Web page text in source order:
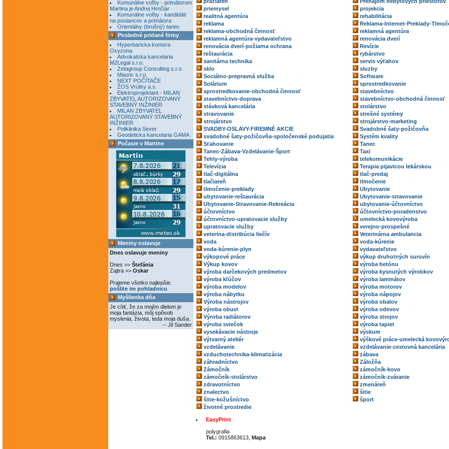
Komunálne voľby - primátorom
Martina je Andrej Hrnčiar
Komunálne voľby - kandidáti
na poslancov a primátora
Orientálny (brušný) tanec
Posledné pridané firmy
Hyperbaricka komora
Oxyzona
Advokatska kancelaria
M2Legal s.r.o.
Zetagroup Consulting s.r.o.
Mauric s.r.o.
NEXT POČÍTAČE
ŽOS Vrútky a.s.
Elektroprojektant - MILAN
ZBYVATEL AUTORIZOVANÝ
STAVEBNÝ INŽINIER
MILAN ZBYVATEL
AUTORIZOVANÝ STAVEBNÝ
INŽINIER
Poliklinika Sever
Geodeticka kancelaria GAMA
Počasie v Martine
Meniny oslavuje
Dnes oslavuje meniny
Dnes >> Štefánia
Zajtra >> Oskar
Prajeme všetko najlepšie.
pošlite im pohladnicu
Myšlienka dňa
Je cítiť, že za mojím dielom je
moja fantázia, môj spôsob
myslenia, života, teda moja duša.
-- Jil Sander
priemysel
projekcia
realitná agentúra
rehabilitácia
reklama
Reklama-Internet-Preklady-
reklama-obchodná činnosť
reklamná agentúra
reklamná agentúra-vydavateľstvo
renovácia dverí
renovácia dverí-požiarna ochrana
Revízie
reštaurácia
rybárstvo
sanitárna technika
servis výťahov
sklo
sluzby
Sociálno-prepravná služba
Software
Solárium
sprostredkovanie
sprostredkovanie-obchodná činnosť
stavebníctvo
stavebníctvo-doprava
stavebníctvo-obchodná činnosť
stávková kancelária
stolárstvo
stravovanie
strešné systémy
strojárstvo
strojárstvo-marketing
SVADBY-OSLAVY-FIREMNÉ AKCIE
Svadobné šaty-požičovňa
svadobné šaty-požičovňa-spoločenské podujatia
Systém kvality
Sťahovanie
Tanec
Tanec-Zábava-Vzdelávanie-Šport
Taxi
Tehly-výroba
telekomunikácie
Televízia
Terapia pijavicou lekárskou
tlač-digitálna
tlač-predaj
tlačiareň
tlmočenie
tlmočenie-preklady
Ubytovanie
ubytovanie-reštaurácia
Ubytovanie-stravovanie
Ubytovanie-Stravovanie-Rekreácia
ubytovanie-účtovníctvo
účtovníctvo
účtovníctvo-poradenstvo
účtovníctvo-upratovacie služby
umelecká kovovýroba
upratovacie služby
verejno-prospešné
veterina-distribúcia liečív
Veterinárna ambulancia
voda
voda-kúrenie
voda-kúrenie-plyn
vydavateľstvo
výkopové práce
výkup druhotných surovín
Výkup kovov
výroba betónu
výroba darčekových predmetov
výroba kysnutých výrobkov
výroba kľúčov
výroba laminátov
výroba modelov
výroba motorov
výroba nábytku
výroba nápojov
Výroba nástrojov
výroba obalov
výroba obuvi
výroba odevov
Výroba radiátorov
výroba strojov
výroba sviečok
výroba tapiet
vysekávacie nástroje
výskum
výtvarný ateliér
výškové práce-umelecká
vzdelávanie
vzdelávanie-cestovná kancelária
vzduchotechnika-klimatizácia
zábava
záhradníctvo
Záložňa
Zámočník
zámočník-kovo
zámočník-stolárstvo
zámočník-zváranie
zdravotníctvo
zmenáreň
znalectvo
šitie
šitie-kožušníctvo
šport
životné prostredie
EasyPrint
polygrafia
Tel.: 0915863613, Mapa